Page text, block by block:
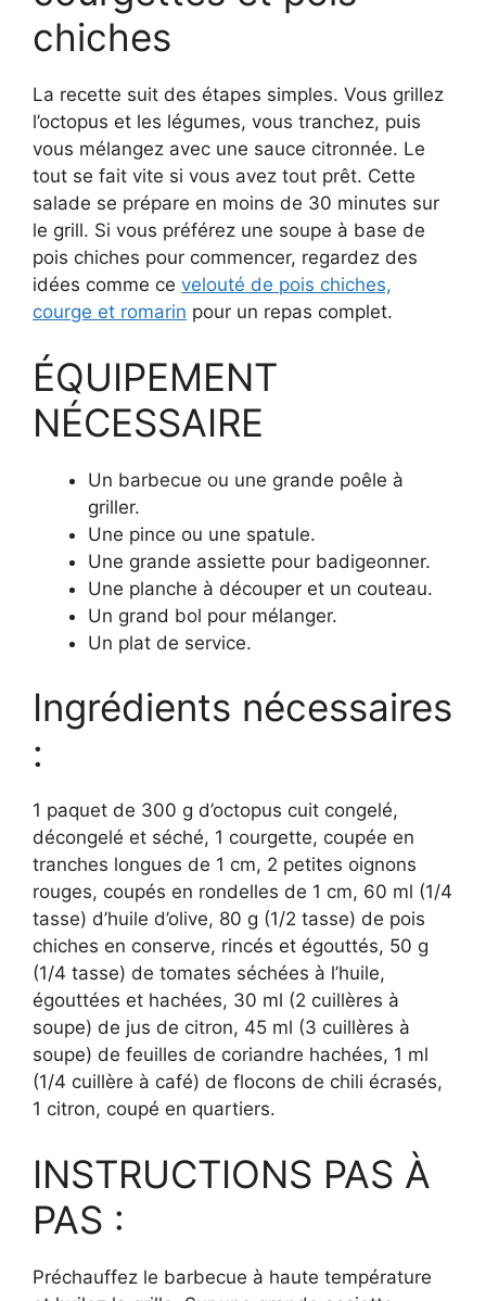
chiches
La recette suit des étapes simples. Vous grillez
l’octopus et les légumes, vous tranchez, puis
vous mélangez avec une sauce citronnée. Le
tout se fait vite si vous avez tout prêt. Cette
salade se prépare en moins de 30 minutes sur
le grill. Si vous préférez une soupe à base de
pois chiches pour commencer, regardez des
idées comme ce velouté de pois chiches,
courge et romarin pour un repas complet.
ÉQUIPEMENT
NÉCESSAIRE
Un barbecue ou une grande poêle à
griller.
Une pince ou une spatule.
Une grande assiette pour badigeonner.
Une planche à découper et un couteau.
Un grand bol pour mélanger.
Un plat de service.
Ingrédients nécessaires
:
1 paquet de 300 g d’octopus cuit congelé,
décongelé et séché, 1 courgette, coupée en
tranches longues de 1 cm, 2 petites oignons
rouges, coupés en rondelles de 1 cm, 60 ml (1/4
tasse) d’huile d’olive, 80 g (1/2 tasse) de pois
chiches en conserve, rincés et égouttés, 50 g
(1/4 tasse) de tomates séchées à l’huile,
égouttées et hachées, 30 ml (2 cuillères à
soupe) de jus de citron, 45 ml (3 cuillères à
soupe) de feuilles de coriandre hachées, 1 ml
(1/4 cuillère à café) de flocons de chili écrasés,
1 citron, coupé en quartiers.
INSTRUCTIONS PAS À
PAS :
Préchauffez le barbecue à haute température